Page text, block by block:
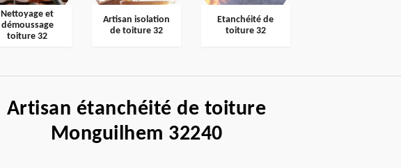
Nettoyage et
démoussage
toiture 32
Artisan isolation
de toiture 32
Etanchéité de
toiture 32
Artisan étanchéité de toiture
Monguilhem 32240